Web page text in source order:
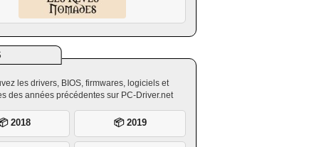
les drivers, BIOS, firmwares, logiciels et
des années précédentes sur PC-Driver.net
2018 📦 2019